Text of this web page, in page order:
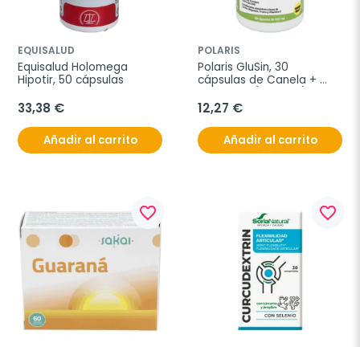
EQUISALUD
Equisalud Holomega
Hipotir, 50 cápsulas
33,38 €
Añadir al carrito
POLARIS
Polaris GluSin, 30
cápsulas de Canela +
12,27 €
Añadir al carrito
favorite_border favorite_border